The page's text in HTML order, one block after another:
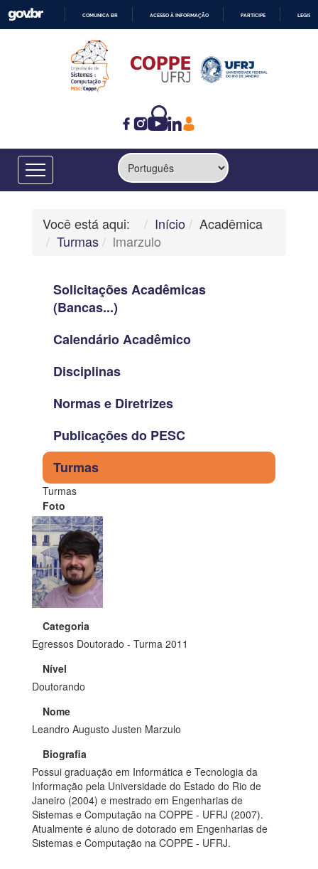
CONTEÚDO
COMUNICA BR ACESSO À INFORMAÇÃO PARTICIPE
Você está aqui: Início
Acadêmica
Turmas
lmarzulo
Solicitações Acadêmicas
(Bancas...)
Calendário Acadêmico
Disciplinas
Normas e Diretrizes
Publicações do PESC
Turmas
Turmas
Foto
Categoria
Egressos Doutorado - Turma 2011
Nível
Doutorando
Nome
Leandro Augusto Justen Marzulo
Biografia
Possui graduação em Informática e Tecnologia da
Informação pela Universidade do Estado do Rio de
Janeiro (2004) e mestrado em Engenharias de
Sistemas e Computação na COPPE - UFRJ (2007).
Atualmente é aluno de dotorado em Engenharias de
Sistemas e Computação na COPPE - UFRJ.